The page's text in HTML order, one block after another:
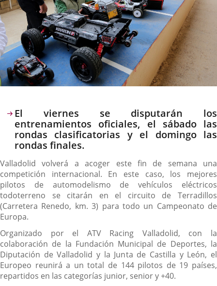
Descripción
El viernes se disputarán los
entrenamientos oficiales, el sábado las
rondas clasificatorias y el domingo las
rondas finales.
Valladolid volverá a acoger este fin de semana una
competición internacional. En este caso, los mejores
pilotos de automodelismo de vehículos eléctricos
todoterreno se citarán en el circuito de Terradillos
(Carretera Renedo, km. 3) para todo un Campeonato de
Europa.
Organizado por el ATV Racing Valladolid, con la
colaboración de la Fundación Municipal de Deportes, la
Diputación de Valladolid y la Junta de Castilla y León, el
Europeo reunirá a un total de 144 pilotos de 19 países,
repartidos en las categorías junior, senior y +40.